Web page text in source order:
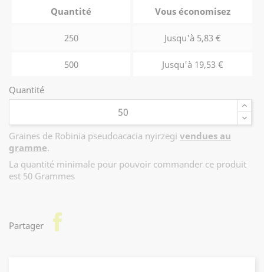
ou traitement à l'eau chaude comme suit pour
accélérer la germination : Porter à ébullition une
quantité d'eau proportionnée au volume des graines
à traiter. Jeter cette eau sur ces graines préalablement
étalées sur un tamis. Ensuite faire tremper les graines
pendant 12 h dans l'eau recueillie dans un récipient
placé sous le tamis. Laisser réessuyer et semer.
Attention !!! Ce traitement fragilise les graines et
demande de bonnes conditions de chaleur et
d'humidité après le semis
Quantité Vous économisez
250 Jusqu'à 5,83 €
500 Jusqu'à 19,53 €
Quantité
Graines de Robinia pseudoacacia nyirzegi vendues au
gramme.
La quantité minimale pour pouvoir commander ce produit
est 50 Grammes
Partager facebook